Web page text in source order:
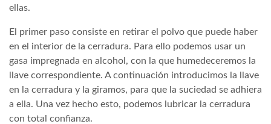
ellas.
El primer paso consiste en retirar el polvo que puede haber
en el interior de la cerradura. Para ello podemos usar un
gasa impregnada en alcohol, con la que humedeceremos la
llave correspondiente. A continuación introducimos la llave
en la cerradura y la giramos, para que la suciedad se adhiera
a ella. Una vez hecho esto, podemos lubricar la cerradura
con total confianza.